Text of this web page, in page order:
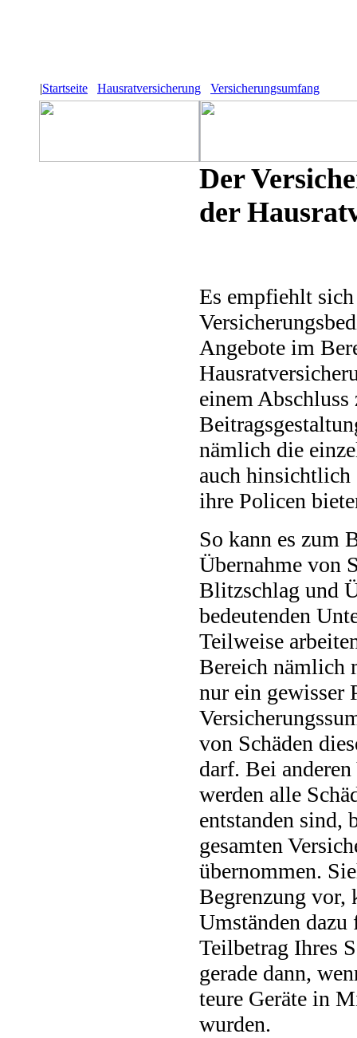
|Startseite Hausratversicherung Versicherungsumfang
Der
der
Es empfiehlt
Angebote im
einem
nämlich die
auch hinsichtlich
ihre Policen
So kann es zum
Übernahme von
Blitzschlag und
bedeutenden
Teilweise
Bereich nämlich
nur ein gewisser
von Schäden
darf. Bei
werden alle
entstanden sind,
gesamten
übernommen.
Begrenzung vor,
Umständen dazu
Teilbetrag Ihres
gerade dann,
teure Geräte in
wurden.